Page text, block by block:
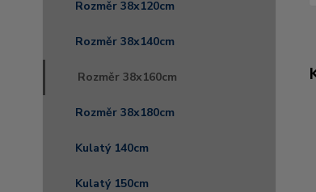
Rozměr 38x120cm
Rozměr 38x140cm
Rozměr 38x160cm
Rozměr 38x180cm
Kulatý 140cm
Kulatý 150cm